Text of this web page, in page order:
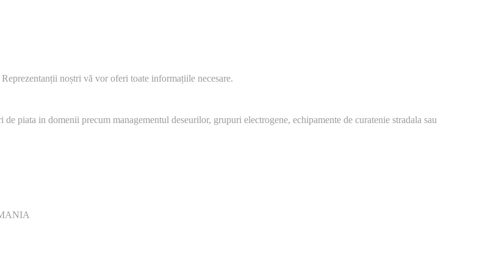
noștri vă vor oferi toate informațiile necesare.
piata in domenii precum managementul deseurilor, grupuri electrogene, echipamente de curatenie stradala sau